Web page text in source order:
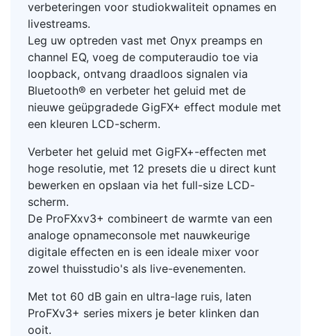
verbeteringen voor studiokwaliteit opnames en
livestreams.
Leg uw optreden vast met Onyx preamps en
channel EQ, voeg de computeraudio toe via
loopback, ontvang draadloos signalen via
Bluetooth® en verbeter het geluid met de
nieuwe geüpgradede GigFX+ effect module met
een kleuren LCD-scherm.
Verbeter het geluid met GigFX+-effecten met
hoge resolutie, met 12 presets die u direct kunt
bewerken en opslaan via het full-size LCD-
scherm.
De ProFXxv3+ combineert de warmte van een
analoge opnameconsole met nauwkeurige
digitale effecten en is een ideale mixer voor
zowel thuisstudio's als live-evenementen.
Met tot 60 dB gain en ultra-lage ruis, laten
ProFXv3+ series mixers je beter klinken dan
ooit.